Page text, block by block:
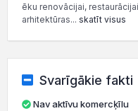
ēku renovācijai,
arhitektūras... skatīt visus
Svarīgākie fakti
Nav aktīvu komercķīlu